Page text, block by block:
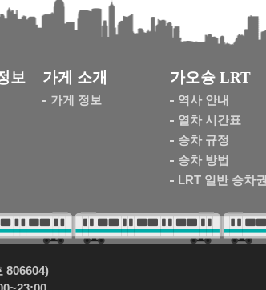
보 가게 소개
가게 정보
가오슝 LRT
역사 안내
열차 시간표
승차 규정
승차 방법
LRT 일반 승차권
806604)